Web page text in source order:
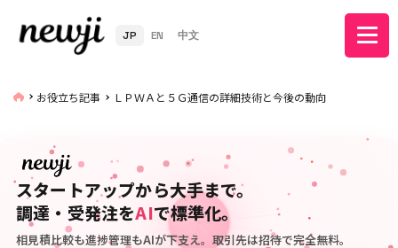
JP EN 中文
お役立ち記事 ＬＰＷＡと５Ｇ通信の詳細技術と今後の動向
スタートアップから大手まで。
調達・受発注をAIで標準化。
相見積比較も進捗管理もAIが下支え。取引先は招待で完全無料。